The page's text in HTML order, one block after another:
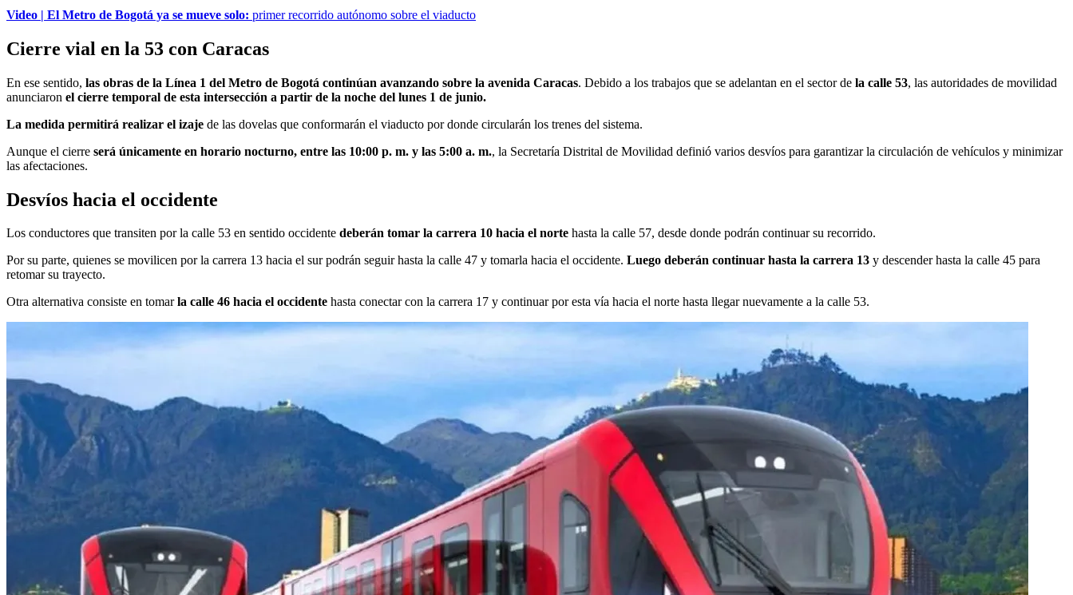
Video | El Metro de Bogotá ya se mueve solo: primer recorrido autónomo sobre el viaducto
Cierre vial en la 53 con Caracas
En ese sentido, las obras de la Línea 1 del Metro de Bogotá continúan avanzando sobre la avenida Caracas. Debido a los trabajos que se adelantan en el sector de la calle 53, las autoridades de movilidad
anunciaron el cierre temporal de esta intersección a partir de la noche del lunes 1 de junio.
La medida permitirá realizar el izaje de las dovelas que conformarán el viaducto por donde circularán los trenes del sistema.
Aunque el cierre será únicamente en horario nocturno, entre las 10:00 p. m. y las 5:00 a. m., la Secretaría Distrital de Movilidad definió varios desvíos para garantizar la circulación de vehículos y minimizar
las afectaciones.
Desvíos hacia el occidente
Los conductores que transiten por la calle 53 en sentido occidente deberán tomar la carrera 10 hacia el norte hasta la calle 57, desde donde podrán continuar su recorrido.
Por su parte, quienes se movilicen por la carrera 13 hacia el sur podrán seguir hasta la calle 47 y tomarla hacia el occidente. Luego deberán continuar hasta la carrera 13 y descender hasta la calle 45 para
retomar su trayecto.
Otra alternativa consiste en tomarla calle 46 hacia el occidente hasta conectar con la carrera 17 y continuar por esta vía hacia el norte hasta llegar nuevamente a la calle 53.